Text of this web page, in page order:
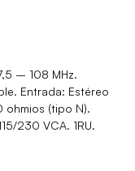
– 108 MHz.
Entrada: Estéreo
ohmios (tipo N).
230 VCA. 1RU.